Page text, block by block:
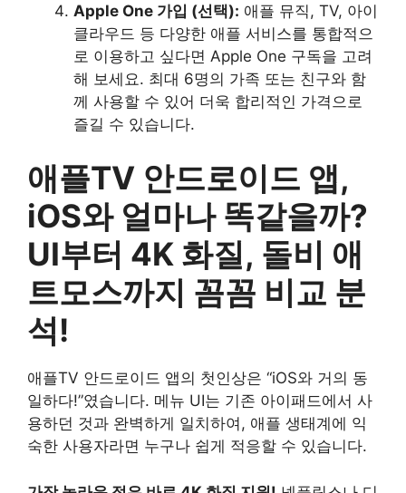
Apple One 가입 (선택): 애플 뮤직, TV, 아이
클라우드 등 다양한 애플 서비스를 통합적으
로 이용하고 싶다면 Apple One 구독을 고려
해 보세요. 최대 6명의 가족 또는 친구와 함
께 사용할 수 있어 더욱 합리적인 가격으로
즐길 수 있습니다.
애플TV 안드로이드 앱,
iOS와 얼마나 똑같을까?
UI부터 4K 화질, 돌비 애
트모스까지 꼼꼼 비교 분
석!
애플TV 안드로이드 앱의 첫인상은 “iOS와 거의 동
일하다!”였습니다. 메뉴 UI는 기존 아이패드에서 사
용하던 것과 완벽하게 일치하여, 애플 생태계에 익
숙한 사용자라면 누구나 쉽게 적응할 수 있습니다.